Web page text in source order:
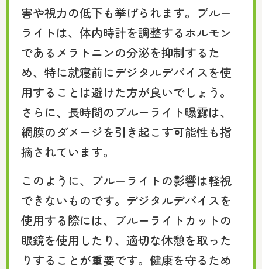
害や視力の低下も挙げられます。ブルー
ライトは、体内時計を調整するホルモン
であるメラトニンの分泌を抑制するた
め、特に就寝前にデジタルデバイスを使
用することは避けた方が良いでしょう。
さらに、長時間のブルーライト曝露は、
網膜のダメージを引き起こす可能性も指
摘されています。
このように、ブルーライトの影響は軽視
できないものです。デジタルデバイスを
使用する際には、ブルーライトカットの
眼鏡を使用したり、適切な休憩を取った
りすることが重要です。健康を守るため